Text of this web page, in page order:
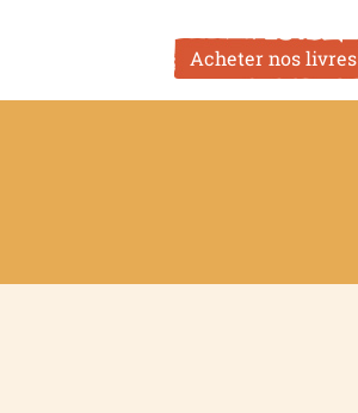
Acheter nos livres